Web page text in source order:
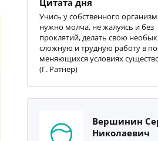
Цитата дня
Учись у собственного
нужно молча, не жалуясь и без
проклятий, делать свою
сложную и трудную работу в
меняющихся условиях
(Г. Ратнер)
Вершинин
Николаевич